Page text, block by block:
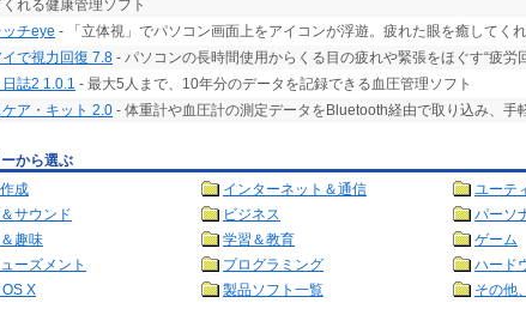
れる健康管理ソフト
ッチeye - 「立体視」でパソコン画面上をアイコンが浮遊。疲れた眼を癒してく
イで視力回復 7.8 - パソコンの長時間使用からくる目の疲れや緊張をほぐす“疲労
誌2 1.0.1 - 最大5人まで、10年分のデータを記録できる血圧管理ソフト
ア・キット 2.0 - 体重計や血圧計の測定データをBluetooth経由で取り込み、手
から選ぶ
成
インターネット＆通信
ユーテ
サウンド
ビジネス
パーソ
趣味
学習＆教育
ゲーム
ーズメント
プログラミング
ハード
X
製品ソフト一覧 その他